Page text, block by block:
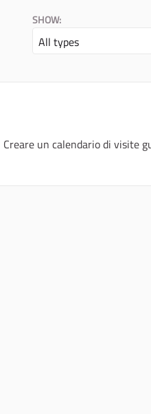
SHOW:
Creare un calendario di visite